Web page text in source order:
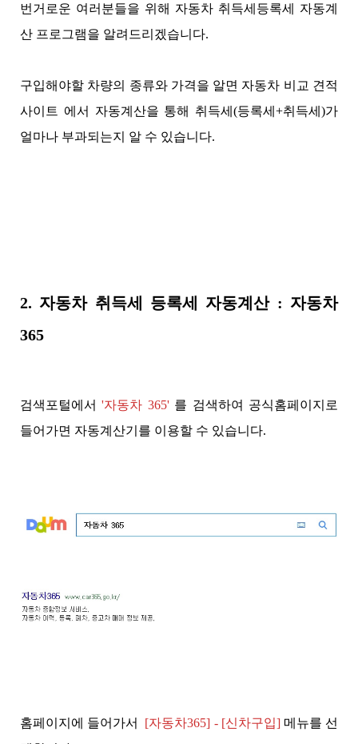
번거로운 여러분들을 위해 자동차 취득세등록세 자동계
산 프로그램을 알려드리겠습니다.
구입해야할 차량의 종류와 가격을 알면 자동차 비교 견적
사이트 에서 자동계산을 통해 취득세(등록세+취득세)가
얼마나 부과되는지 알 수 있습니다.
2. 자동차 취득세 등록세 자동계산 : 자동차
365
검색포털에서'자동차 365'를 검색하여 공식홈페이지로
들어가면 자동계산기를 이용할 수 있습니다.
홈페이지에 들어가서 [자동차365] - [신차구입]메뉴를 선